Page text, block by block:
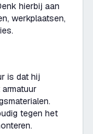
hierbij aan
werkplaatsen,
is dat hij
tegen het